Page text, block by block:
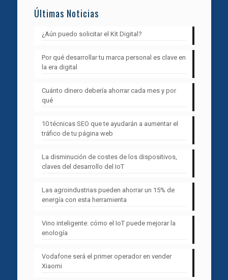
Últimas Noticias
¿Aún puedo solicitar el Kit Digital?
Por qué desarrollar tu marca personal es clave en
la era digital
Cuánto dinero debería ahorrar cada mes y por
qué
10 técnicas SEO que te ayudarán a aumentar el
tráfico de tu página web
La disminución de costes de los dispositivos,
claves del desarrollo del IoT
Las agroindustrias pueden ahorrar un 15% de
energía con esta herramienta
Vino inteligente: cómo el IoT puede mejorar la
enología
Vodafone será el primer operador en vender
Xiaomi